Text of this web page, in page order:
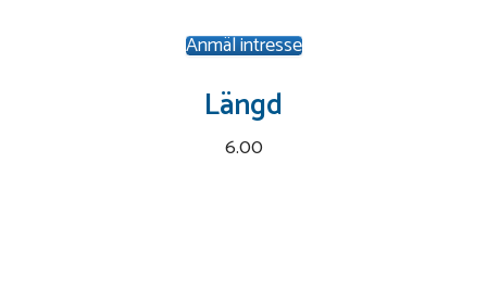
Anmäl intresse
Längd
6.00